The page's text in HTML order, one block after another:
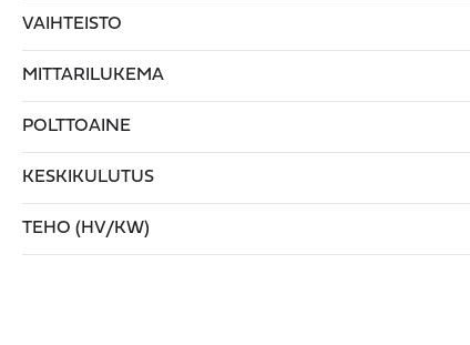
VAIHTEISTO
MITTARILUKEMA
POLTTOAINE
KESKIKULUTUS
TEHO (HV/KW)